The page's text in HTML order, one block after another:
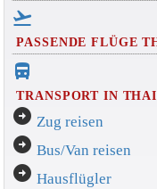
flight_takeoff
PASSENDE FLÜGE
directions_bus_filled
TRANSPORT IN
arrow_circle_right Zug reisen
arrow_circle_right Bus/Van reisen
arrow_circle_right Hausflügler